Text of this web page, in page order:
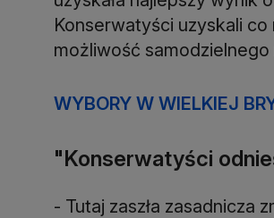
Konserwatyści uzyskali
możliwość samodzielnego
WYBORY W WIELKIEJ
"Konserwatyści
- Tutaj zaszła zasadnicza